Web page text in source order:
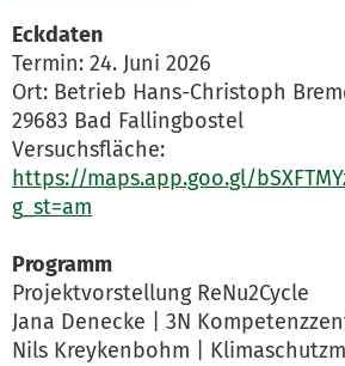
Eckdaten
Termin: 24. Juni 2026
Ort: Betrieb Hans-Christoph
29683 Bad Fallingbostel
Versuchsfläche:
https://maps.app.goo.gl/
g_st=am
Programm
Projektvorstellung ReNu2Cycle
Jana Denecke | 3N
Nils Kreykenbohm |